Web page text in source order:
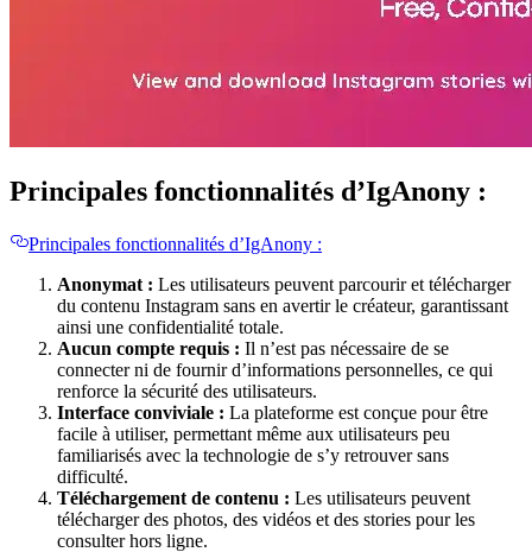
Principales fonctionnalités d’IgAnony :
Principales fonctionnalités d’IgAnony :
Anonymat : Les utilisateurs peuvent parcourir et télécharger
du contenu Instagram sans en avertir le créateur, garantissant
ainsi une confidentialité totale.
Aucun compte requis : Il n’est pas nécessaire de se
connecter ni de fournir d’informations personnelles, ce qui
renforce la sécurité des utilisateurs.
Interface conviviale : La plateforme est conçue pour être
facile à utiliser, permettant même aux utilisateurs peu
familiarisés avec la technologie de s’y retrouver sans
difficulté.
Téléchargement de contenu : Les utilisateurs peuvent
télécharger des photos, des vidéos et des stories pour les
consulter hors ligne.